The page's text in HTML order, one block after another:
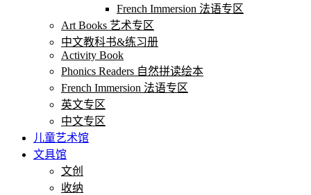
French Immersion 法语专区
Art Books 艺术专区
中文教科书&练习册
Activity Book
Phonics Readers 自然拼读绘本
French Immersion 法语专区
英文专区
中文专区
儿童艺术馆
文具馆
文创
收纳